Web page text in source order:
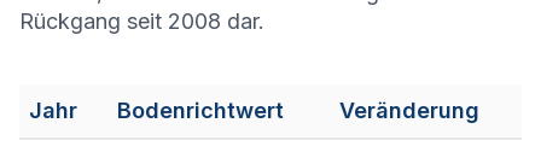
Rückgang seit 2008 dar.
Jahr Bodenrichtwert Veränderung